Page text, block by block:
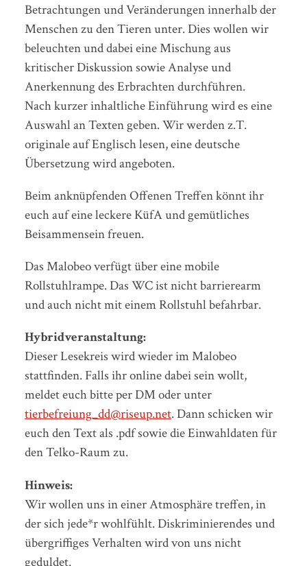
Betrachtungen und Veränderungen innerhalb der
Menschen zu den Tieren unter. Dies wollen wir
beleuchten und dabei eine Mischung aus
kritischer Diskussion sowie Analyse und
Anerkennung des Erbrachten durchführen.
Nach kurzer inhaltliche Einführung wird es eine
Auswahl an Texten geben. Wir werden z.T.
originale auf Englisch lesen, eine deutsche
Übersetzung wird angeboten.
Beim anknüpfenden Offenen Treffen könnt ihr
euch auf eine leckere KüfA und gemütliches
Beisammensein freuen.
Das Malobeo verfügt über eine mobile
Rollstuhlrampe. Das WC ist nicht barrierearm
und auch nicht mit einem Rollstuhl befahrbar.
Hybridveranstaltung:
Dieser Lesekreis wird wieder im Malobeo
stattfinden. Falls ihr online dabei sein wollt,
meldet euch bitte per DM oder unter
tierbefreiung_dd@riseup.net. Dann schicken wir
euch den Text als .pdf sowie die Einwahldaten für
den Telko-Raum zu.
Hinweis:
Wir wollen uns in einer Atmosphäre treffen, in
der sich jede*r wohlfühlt. Diskriminierendes und
übergriffiges Verhalten wird von uns nicht
geduldet.